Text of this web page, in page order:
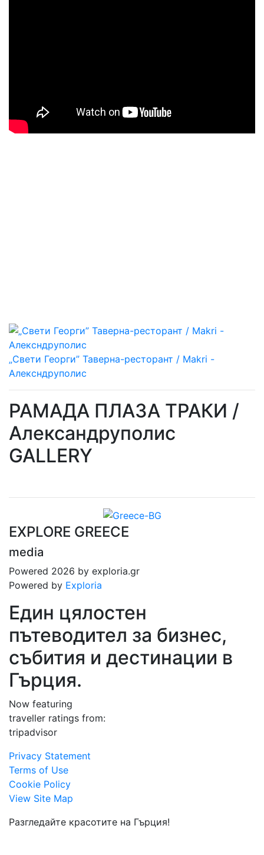
„Свети Георги” Таверна-ресторант / Makri -
Алексндруполис
РАМАДА ПЛАЗА ТРАКИ /
Александруполис
GALLERY
EXPLORE GREECE
media
Powered 2026 by exploria.gr
Powered by Exploria
Един цялостен
пътеводител за бизнес,
събития и дестинации в
Гърция.
Now featuring
traveller ratings from:
tripadvisor
Privacy Statement
Terms of Use
Cookie Policy
View Site Map
Разгледайте красотите на Гърция!